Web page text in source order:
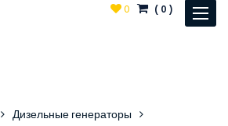
Toggle
0 (0)
Дизельные генераторы